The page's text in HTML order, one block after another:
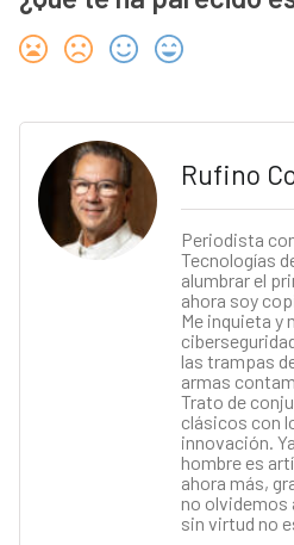
Rufino
Periodista
Tecnologías
alumbrar el
ahora soy
Me inquieta y
las trampas
armas
Trato de
clásicos con
innovación.
hombre es
ahora más,
no olvidemos
sin virtud no